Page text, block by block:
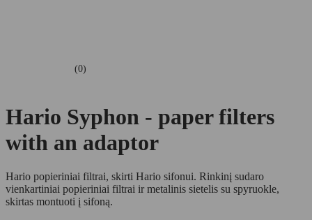
(0)
Hario Syphon - paper filters
with an adaptor
Hario popieriniai filtrai, skirti Hario sifonui. Rinkinį sudaro
vienkartiniai popieriniai filtrai ir metalinis sietelis su spyruokle,
skirtas montuoti į sifoną.